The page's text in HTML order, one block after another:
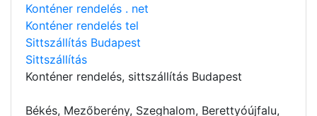
Konténer rendelés . net
Konténer rendelés tel
Sittszállítás Budapest
Sittszállítás
Konténer rendelés, sittszállítás Budapest
Békés, Mezőberény, Szeghalom, Berettyóújfalu,